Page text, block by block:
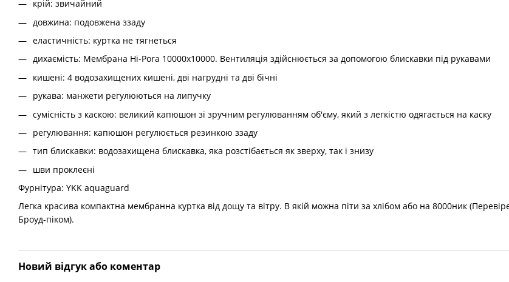
крій: звичайний
довжина: подовжена ззаду
еластичність: куртка не тягнеться
дихаємість: Мембрана Hi-Pora 10000x10000. Вентиляція здійснюється за допомогою блискавки під рукавами
кишені: 4 водозахищених кишені, дві нагрудні та дві бічні
рукава: манжети регулюються на липучку
сумісність з каскою: великий капюшон зі зручним регулюванням об'єму, який з легкістю одягається на каску
регулювання: капюшон регулюється резинкою ззаду
тип блискавки: водозахищена блискавка, яка розстібається як зверху, так і знизу
шви проклеєні
Фурнітура: YKK aquaguard
Легка красива компактна мембранна куртка від дощу та вітру. В якій можна піти за хлібом або на 8000ник
Броуд-піком).
Новий відгук або коментар